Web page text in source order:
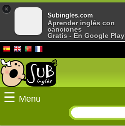
☰ Menu
×
Subingles.com
Aprender inglés con
canciones
Gratis - En Google Play